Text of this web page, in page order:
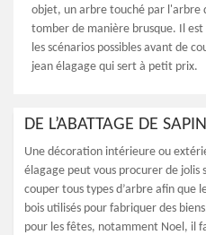
objet, un arbre touché par l'arbre
tomber de manière brusque. Il
les scénarios possibles avant de
jean élagage qui sert à petit prix.
DE L’ABATTAGE DE
Une décoration intérieure ou
élagage peut vous procurer de
couper tous types d’arbre afin que
bois utilisés pour fabriquer des
pour les fêtes, notamment Noel, il